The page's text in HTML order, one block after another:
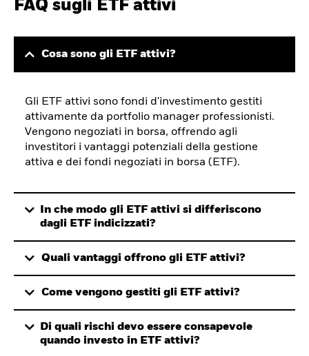
FAQ sugli ETF attivi
Cosa sono gli ETF attivi?
Gli ETF attivi sono fondi d'investimento gestiti
attivamente da portfolio manager professionisti.
Vengono negoziati in borsa, offrendo agli
investitori i vantaggi potenziali della gestione
attiva e dei fondi negoziati in borsa (ETF).
In che modo gli ETF attivi si differiscono
dagli ETF indicizzati?
Quali vantaggi offrono gli ETF attivi?
Come vengono gestiti gli ETF attivi?
Di quali rischi devo essere consapevole
quando investo in ETF attivi?